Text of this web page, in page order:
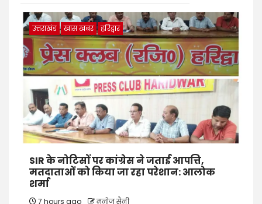
उत्तराखंड खास खबर हरिद्वार
SIR के नोटिसों पर कांग्रेस ने जताई आपत्ति,
मतदाताओं को किया जा रहा परेशान: आलोक
शर्मा
7 hours ago मनोज सैनी